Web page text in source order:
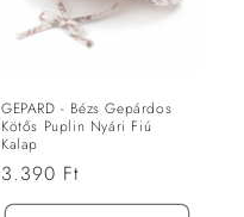
GEPARD - Bézs Gepárdos
Kötős Puplin Nyári Fiú
Kalap
Normál
ár
3.390 Ft